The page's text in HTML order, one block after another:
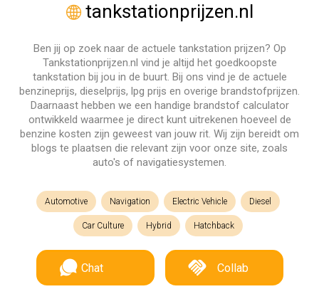
tankstationprijzen.nl
Ben jij op zoek naar de actuele tankstation prijzen? Op
Tankstationprijzen.nl vind je altijd het goedkoopste
tankstation bij jou in de buurt. Bij ons vind je de actuele
benzineprijs, dieselprijs, lpg prijs en overige brandstofprijzen.
Daarnaast hebben we een handige brandstof calculator
ontwikkeld waarmee je direct kunt uitrekenen hoeveel de
benzine kosten zijn geweest van jouw rit. Wij zijn bereidt om
blogs te plaatsen die relevant zijn voor onze site, zoals
auto's of navigatiesystemen.
Automotive Navigation Electric Vehicle Diesel
Car Culture Hybrid Hatchback
Chat Collab